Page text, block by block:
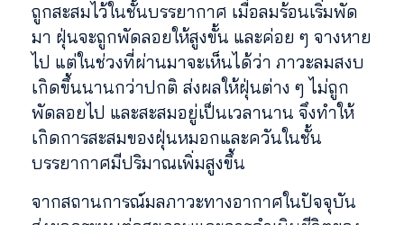
ถูกสะสมไว้ในชั้นบรรยากาศ เมื่อลมร้อนเริ่มพัด
มา ฝุ่นจะถูกพัดลอยให้สูงขั้น และค่อย ๆ จางหาย
ไป แต่ในช่วงที่ผ่านมาจะเห็นได้ว่า ภาวะลมสงบ
เกิดขึ้นนานกว่าปกติ ส่งผลให้ฝุ่นต่าง ๆ ไม่ถูก
พัดลอยไป และสะสมอยู่เป็นเวลานาน จึงทำให้
เกิดการสะสมของฝุ่นหมอกและควันในชั้น
บรรยากาศมีปริมาณเพิ่มสูงขึ้น
จากสถานการณ์มลภาวะทางอากาศในปัจจุบัน